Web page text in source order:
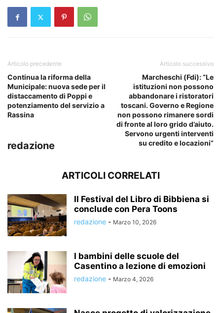
Articolo precedente
Continua la riforma della
Municipale: nuova sede per il
distaccamento di Poppi e
potenziamento del servizio a
Rassina
Articolo successivo
Marcheschi (Fdi): “Le
istituzioni non possono
abbandonare i ristoratori
toscani. Governo e Regione
non possono rimanere sordi
di fronte al loro grido d’aiuto.
Servono urgenti interventi
su credito e locazioni”
redazione
ARTICOLI CORRELATI
Il Festival del Libro di Bibbiena si
conclude con Pera Toons
redazione - Marzo 10, 2026
I bambini delle scuole del
Casentino a lezione di emozioni
redazione - Marzo 4, 2026